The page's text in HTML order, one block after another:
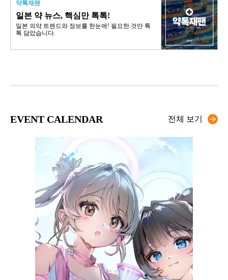
약톡재팬
일본 약 뉴스, 핵심만 톡톡!
일본 의약 트렌드와 정보를 한눈에! 필요한 것만 톡
톡 담았습니다.
EVENT CALENDAR 전체 보기